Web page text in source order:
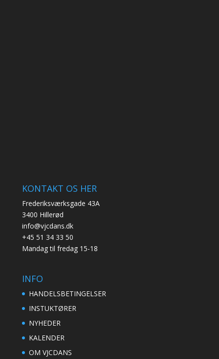
KONTAKT OS HER
Frederiksværksgade 43A
3400 Hillerød
info@vjcdans.dk
+45 51 34 33 50
Mandag til fredag 15-18
INFO
HANDELSBETINGELSER
INSTUKTØRER
NYHEDER
KALENDER
OM VJCDANS